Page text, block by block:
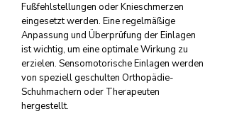
Fußfehlstellungen oder Knieschmerzen
eingesetzt werden. Eine regelmäßige
Anpassung und Überprüfung der Einlagen
ist wichtig, um eine optimale Wirkung zu
erzielen. Sensomotorische Einlagen werden
von speziell geschulten Orthopädie-
Schuhmachern oder Therapeuten
hergestellt.